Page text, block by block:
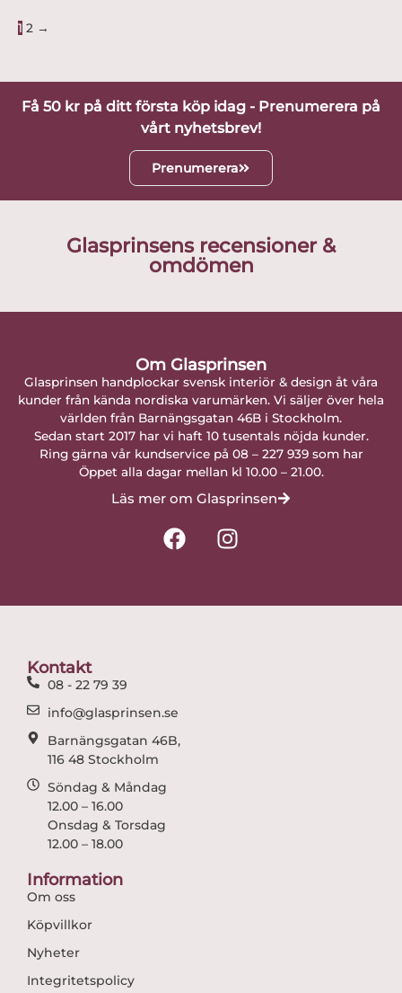
1 2 →
Få 50 kr på ditt första köp idag - Prenumerera på
vårt nyhetsbrev!
Prenumerera
Glasprinsens recensioner &
omdömen
Om Glasprinsen
Glasprinsen handplockar svensk interiör & design åt våra
kunder från kända nordiska varumärken. Vi säljer över hela
världen från Barnängsgatan 46B i Stockholm.
Sedan start 2017 har vi haft 10 tusentals nöjda kunder.
Ring gärna vår kundservice på 08 – 227 939 som har
Öppet alla dagar mellan kl 10.00 – 21.00.
Läs mer om Glasprinsen
F
a
I
n
Kontakt
08 - 22 79 39
info@glasprinsen.se
Barnängsgatan 46B,
116 48 Stockholm
Söndag & Måndag
12.00 – 16.00
Onsdag & Torsdag
12.00 – 18.00
Information
Om oss
Köpvillkor
Nyheter
Integritetspolicy